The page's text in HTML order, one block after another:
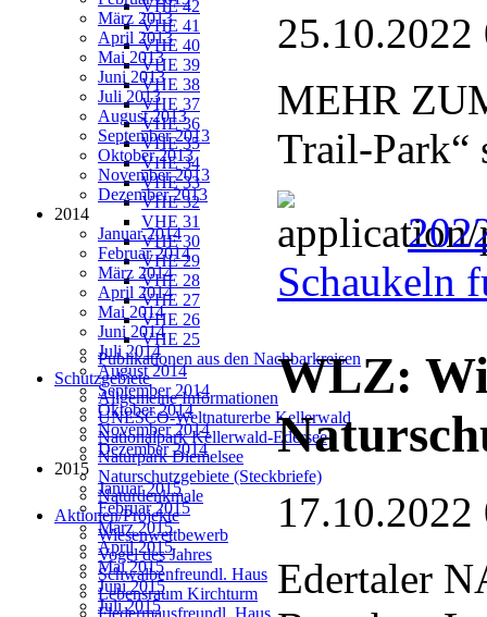
VHE 42
VHE 41
VHE 40
VHE 39
VHE 38
VHE 37
VHE 36
VHE 35
VHE 34
VHE 33
VHE 32
VHE 31
VHE 30
VHE 29
VHE 28
VHE 27
VHE 26
VHE 25
Publikationen aus den Nachbarkreisen
Schutzgebiete
Allgemeine Informationen
UNESCO-Weltnaturerbe Kellerwald
Nationalpark Kellerwald-Edersee
Naturpark Diemelsee
Naturschutzgebiete (Steckbriefe)
Naturdenkmale
Aktionen/Projekte
Wiesenwettbewerb
Vogel des Jahres
Schwalbenfreundl. Haus
Lebensraum Kirchturm
Fledermausfreundl. Haus
März 2013
April 2013
Mai 2013
Juni 2013
Juli 2013
August 2013
September 2013
Oktober 2013
November 2013
Dezember 2013
2014
Januar 2014
Februar 2014
März 2014
April 2014
Mai 2014
Juni 2014
Juli 2014
August 2014
September 2014
Oktober 2014
November 2014
Dezember 2014
2015
Januar 2015
Februar 2015
März 2015
April 2015
Mai 2015
Juni 2015
Juli 2015
25.10.2022
MEHR
Trail-Park“
Schaukeln
WLZ:
17.10.2022
Edertaler